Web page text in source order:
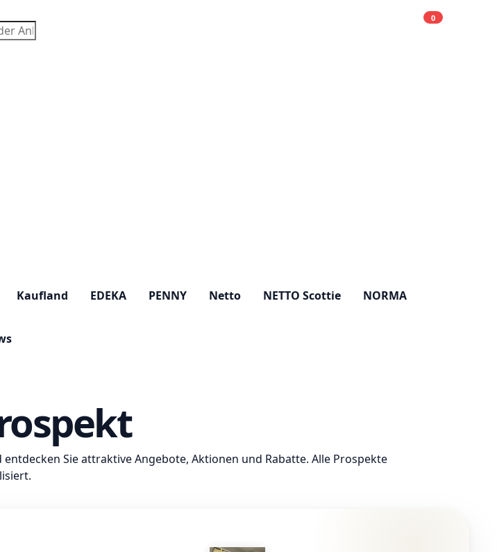
0
Kaufland EDEKA PENNY Netto NETTO Scottie NORMA
Sie attraktive Angebote, Aktionen und Rabatte. Alle Prospekte